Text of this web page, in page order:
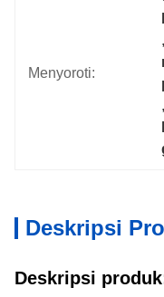
Menyoroti:
,
,
Deskripsi
Deskripsi